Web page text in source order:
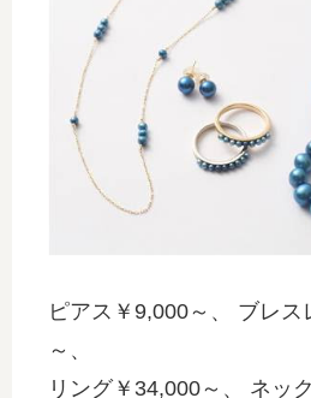
ピアス￥9,000～、 ブレ
～、
リング￥34,000～、 ネッ